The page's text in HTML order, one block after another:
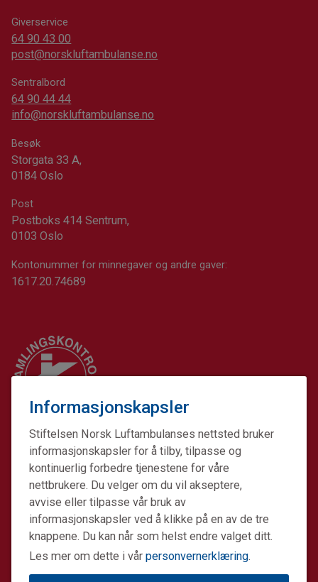
Informasjonskapsler
Stiftelsen Norsk Luftambulanses nettsted bruker
informasjonskapsler for å tilby, tilpasse og
kontinuerlig forbedre tjenestene for våre
nettbrukere. Du velger om du vil akseptere,
avvise eller tilpasse vår bruk av
informasjonskapsler ved å klikke på en av de tre
knappene. Du kan når som helst endre valget ditt.
Les mer om dette i vår personvernerklæring.
Giverservice
64 90 43 00
post@norskluftambulanse.no
Sentralbord
64 90 44 44
info@norskluftambulanse.no
Besøk
Storgata 33 A,
0184 Oslo
Post
Postboks 414 Sentrum,
0103 Oslo
Kontonummer for minnegaver og andre gaver:
1617.20.74689
Stiftelsen Norsk Luftambulanse er en ideell stiftelse.
Formålet er å fremme avansert prehospital akuttmedisin.
Stiftelsens datterselskap Norsk Luftambulanse Helikopter